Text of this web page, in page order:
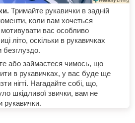
Тримайте рукавички в задній
коли вам хочеться
мотивувати вас особливо
літо, оскільки в рукавичках
безглуздо.
або займаєтеся чимось, що
в рукавичках, у вас буде ще
нігті. Нагадайте собі, що,
шкідливої звички, вам не
рукавички.